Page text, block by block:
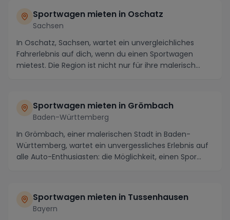
Sportwagen mieten in Oschatz
Sachsen
In Oschatz, Sachsen, wartet ein unvergleichliches
Fahrerlebnis auf dich, wenn du einen Sportwagen
mietest. Die Region ist nicht nur für ihre malerisch...
Sportwagen mieten in Grömbach
Baden-Württemberg
In Grömbach, einer malerischen Stadt in Baden-
Württemberg, wartet ein unvergessliches Erlebnis auf
alle Auto-Enthusiasten: die Möglichkeit, einen Spor...
Sportwagen mieten in Tussenhausen
Bayern